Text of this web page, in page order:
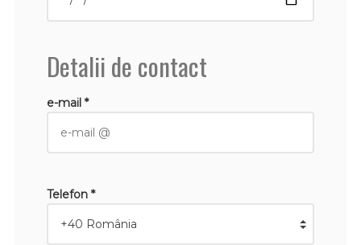
Detalii de contact
e-mail *
Telefon *